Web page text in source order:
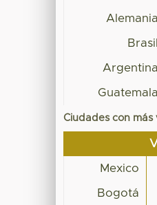
Alemania
Brasil
Argentina
Guatemala
Ciudades con más
Mexico
Bogotá